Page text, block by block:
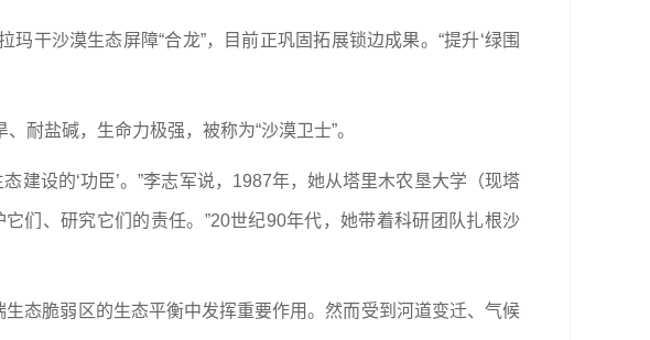
干沙漠生态屏障“合龙”，目前正巩固拓展锁边成果。“提升‘绿围
耐盐碱，生命力极强，被称为“沙漠卫士”。
建设的‘功臣’。”李志军说，1987年，她从塔里木农垦大学（现塔
们、研究它们的责任。”20世纪90年代，她带着科研团队扎根沙
态脆弱区的生态平衡中发挥重要作用。然而受到河道变迁、气候